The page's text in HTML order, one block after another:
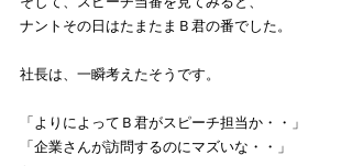
ナントその日はたまたまＢ君の番でした。
社長は、一瞬考えたそうです。
「よりによってＢ君がスピーチ担当か・・」
「企業さんが訪問するのにマズいな・・」